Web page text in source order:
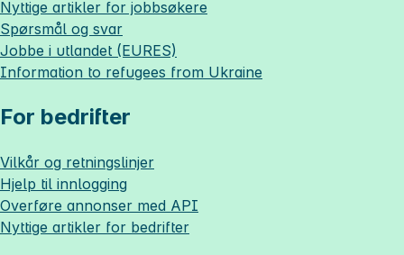
Nyttige artikler for jobbsøkere
Spørsmål og svar
Jobbe i utlandet (EURES)
Information to refugees from Ukraine
For bedrifter
Vilkår og retningslinjer
Hjelp til innlogging
Overføre annonser med API
Nyttige artikler for bedrifter